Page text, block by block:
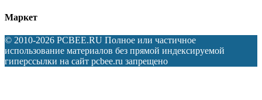
Маркет
© 2010-2026 PCBEE.RU Полное или частичное
использование материалов без прямой индексируемой
гиперссылки на сайт pcbee.ru запрещено